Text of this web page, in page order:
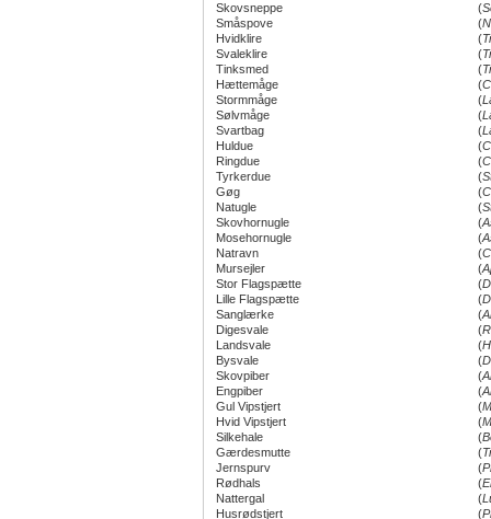
Skovsneppe
(
Småspove
(
Hvidklire
(
Svaleklire
(
Tinksmed
(
Hættemåge
(
Stormmåge
(
Sølvmåge
(
Svartbag
(
Huldue
(
Ringdue
(
Tyrkerdue
(
Gøg
(
Natugle
(
Skovhornugle
(
Mosehornugle
(
Natravn
(
Mursejler
(
Stor Flagspætte
(
Lille Flagspætte
(
Sanglærke
(
Digesvale
(
Landsvale
(
Bysvale
(
Skovpiber
(
Engpiber
(
Gul Vipstjert
(
Hvid Vipstjert
(
Silkehale
(
Gærdesmutte
(
Jernspurv
(
Rødhals
(
Nattergal
(
Husrødstjert
(